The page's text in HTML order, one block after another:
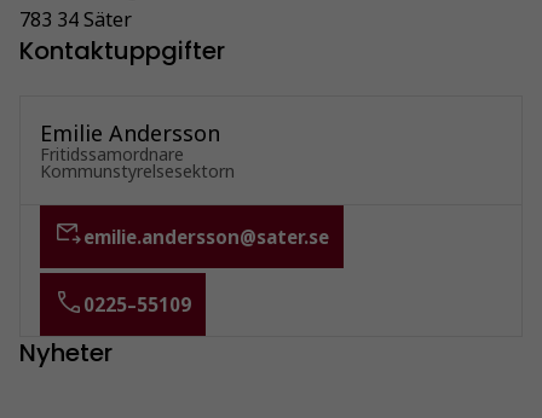
783 34 Säter
Kontaktuppgifter
Emilie Andersson
Fritidssamordnare
Kommunstyrelsesektorn
emilie.andersson@sater.se
0225–55109
Nyheter